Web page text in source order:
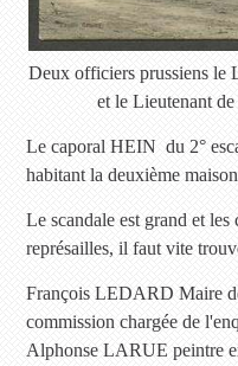
Deux officiers prussiens
et le Lieutenant
Le caporal HEIN du 2°
habitant la deuxième
Le scandale est grand et les
représailles, il faut vite
François LEDARD Maire
commission chargée de
Alphonse LARUE peintre